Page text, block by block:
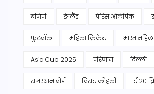
बीजेपी इंग्लैंड पेरिस ओलंपिक
फुटबॉल महिला क्रिकेट भारत
Asia Cup 2025 परिणाम दिल्ली
राजस्थान बोर्ड विराट कोहली टी20